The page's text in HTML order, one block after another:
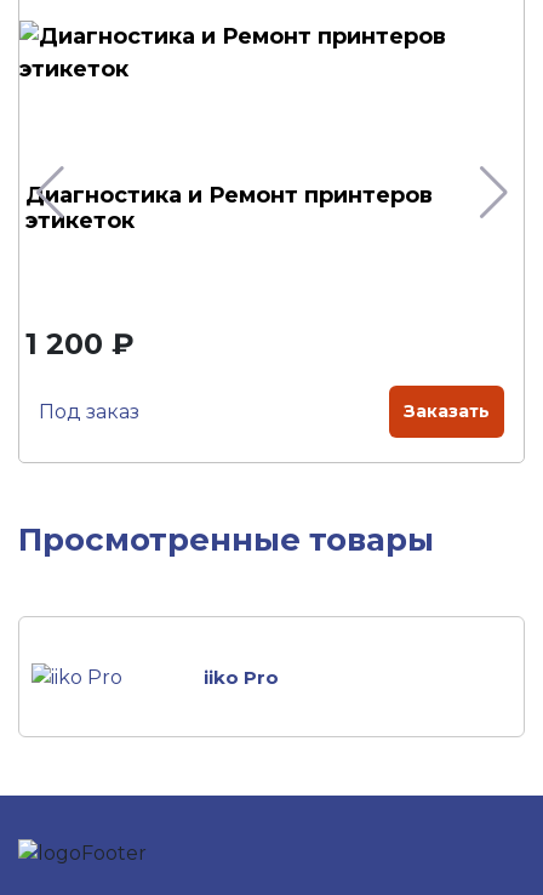
Диагностика и Ремонт принтеров
этикеток
1 200 ₽
Под заказ Заказать
Просмотренные товары
iiko Pro